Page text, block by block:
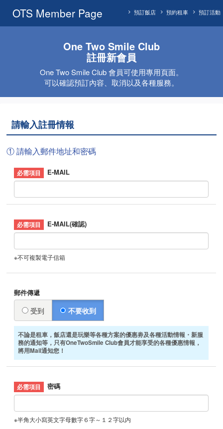
OTS Member Page 預訂活動
預約租車
預訂飯店
One Two Smile Club
註冊新會員
One Two Smile Club 會員可使用專用頁面。
可以確認預訂內容、取消以及各種服務。
請輸入註冊情報
① 請輸入郵件地址和密碼
E-MAIL
E-MAIL(確認)
※不可複製電子信箱
郵件傳遞
受到 不要收到
不論是租車，飯店還是玩樂等各種方案的優惠劵及各種活動情報・新服
務的通知等，只有OneTwoSmile Club會員才能享受的各種優惠情報，
將用Mail通知您！
密碼
※半角大小寫英文字母數字６字～１２字以内